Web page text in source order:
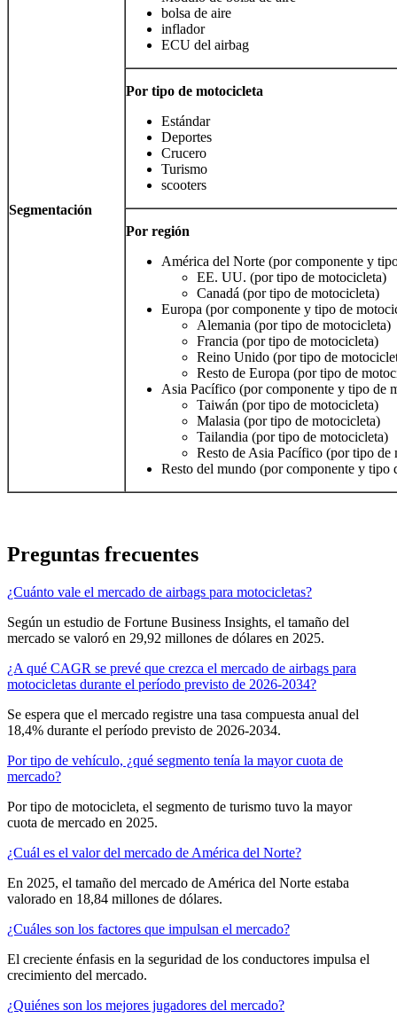
Segmentación
bolsa de aire
inflador
ECU del airbag
Por tipo de motocicleta
Estándar
Deportes
Crucero
Turismo
scooters
Por región
América del Norte (por componente y
EE. UU. (por tipo de motocicleta)
Canadá (por tipo de motocicleta)
Europa (por componente y tipo de
Alemania (por tipo de motocicleta)
Francia (por tipo de motocicleta)
Reino Unido (por tipo de
Resto de Europa (por tipo de
Asia Pacífico (por componente y tipo de
Taiwán (por tipo de motocicleta)
Malasia (por tipo de motocicleta)
Tailandia (por tipo de motocicleta)
Resto de Asia Pacífico (por tipo de
Resto del mundo (por componente y tipo
Preguntas frecuentes
¿Cuánto vale el mercado de airbags para motocicletas?
Según un estudio de Fortune Business Insights, el tamaño del
mercado se valoró en 29,92 millones de dólares en 2025.
¿A qué CAGR se prevé que crezca el mercado de airbags para
motocicletas durante el período previsto de 2026-2034?
Se espera que el mercado registre una tasa compuesta anual del
18,4% durante el período previsto de 2026-2034.
Por tipo de vehículo, ¿qué segmento tenía la mayor cuota de
mercado?
Por tipo de motocicleta, el segmento de turismo tuvo la mayor
cuota de mercado en 2025.
¿Cuál es el valor del mercado de América del Norte?
En 2025, el tamaño del mercado de América del Norte estaba
valorado en 18,84 millones de dólares.
¿Cuáles son los factores que impulsan el mercado?
El creciente énfasis en la seguridad de los conductores impulsa el
crecimiento del mercado.
¿Quiénes son los mejores jugadores del mercado?